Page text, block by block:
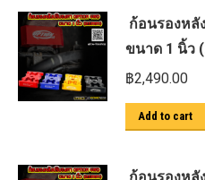
ก้อนรองหลั
ขนาด 1 นิ้ว
฿2,490.00
Add to cart
ก้อนรองหลั